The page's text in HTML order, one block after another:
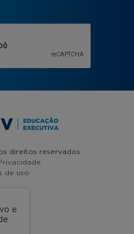
direitos reservados
de uso
e